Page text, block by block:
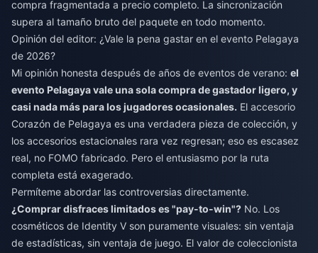
compra fragmentada a precio completo. La sincronización
supera al tamaño bruto del paquete en todo momento.
Opinión del editor: ¿Vale la pena gastar en el evento Pelagaya
de 2026?
Mi opinión honesta después de años de eventos de verano: el
evento Pelagaya vale una sola compra de gastador ligero, y
casi nada más para los jugadores ocasionales. El accesorio
Corazón de Pelagaya es una verdadera pieza de colección, y
los accesorios estacionales rara vez regresan; eso es escasez
real, no FOMO fabricado. Pero el entusiasmo por la ruta
completa está exagerado.
Permíteme abordar las controversias directamente.
¿Comprar disfraces limitados es "pay-to-win"? No. Los
cosméticos de Identity V son puramente visuales: sin ventaja
de estadísticas, sin ventaja de juego. El valor de coleccionista